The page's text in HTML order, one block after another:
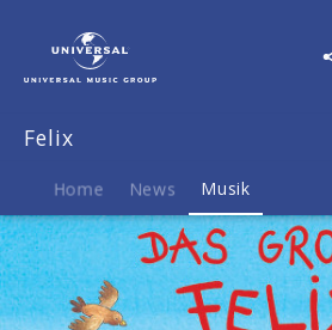
große
Liederalbum
2
Felix
Home News Musik